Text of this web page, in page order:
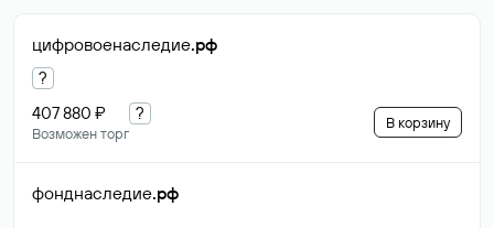
цифровоенаследие.рф
?
407 880 ₽
Возможен торг
? В корзину
фонднаследие.рф